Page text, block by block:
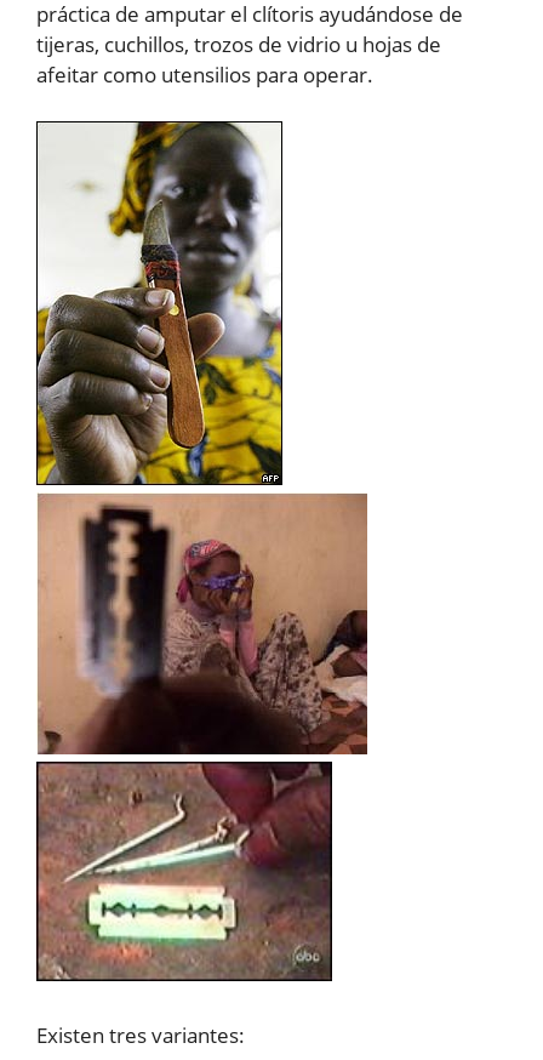
práctica de amputar el clítoris ayudándose de
tijeras, cuchillos, trozos de vidrio u hojas de
afeitar como utensilios para operar.
Existen tres variantes: